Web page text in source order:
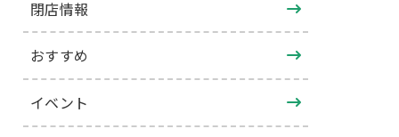
閉店情報
おすすめ
イベント